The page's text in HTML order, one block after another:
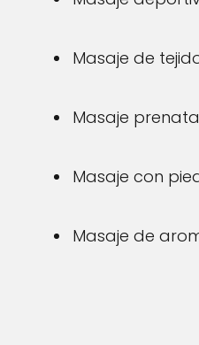
Masaje de
Masaje
Masaje con
Masaje de